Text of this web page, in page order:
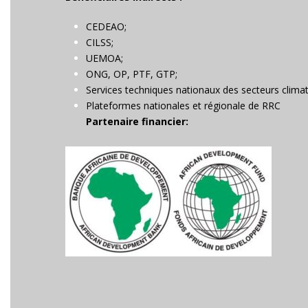
CEDEAO;
CILSS;
UEMOA;
ONG, OP, PTF, GTP;
Services techniques nationaux des secteurs
Plateformes nationales et régionale de RRC
Partenaire financier: